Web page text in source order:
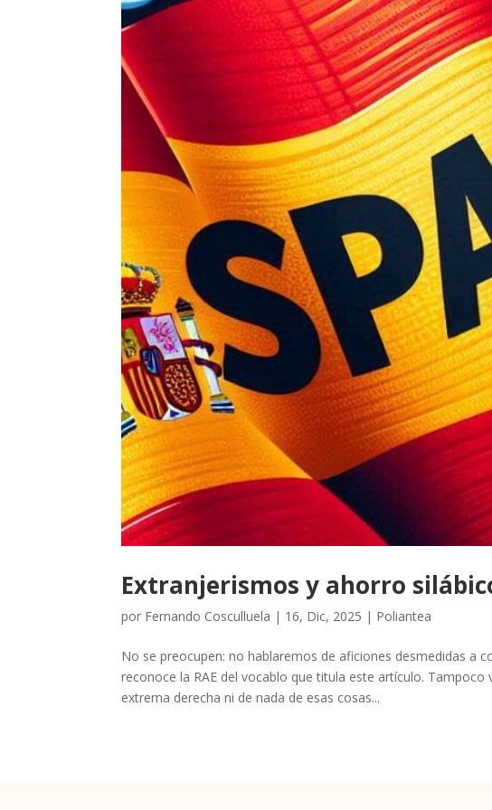
Extranjerismos y ahorro
por Fernando Cosculluela | 16, Dic, 2025 | Poliantea
No se preocupen: no hablaremos de aficiones desmedidas a
reconoce la RAE del vocablo que titula este artículo.
extrema derecha ni de nada de esas cosas...